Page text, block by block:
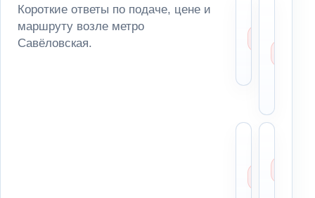
Короткие ответы по подаче, цене и
маршруту возле метро
Савёловская.